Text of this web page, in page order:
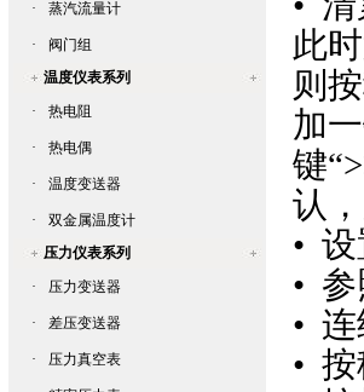
· 蒸汽流量计
·
阀门组
温度仪表系列
·
热电阻
· 热电偶
· 温度变送器
·
双金属温度计
压力仪表系列
·
压力变送器
· 差压变送器
· 压力真空表
此
则
加
键
认
• 设
•
• 连
•